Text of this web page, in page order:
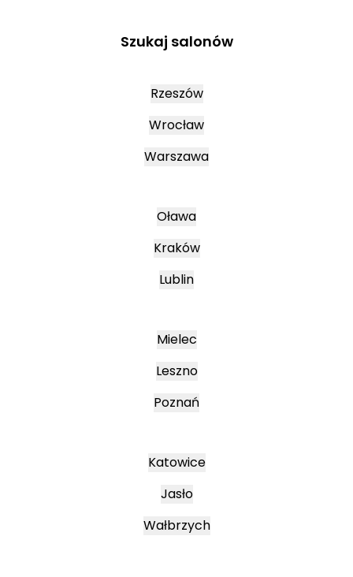
Szukaj salonów
Rzeszów
Wrocław
Warszawa
Oława
Kraków
Lublin
Mielec
Leszno
Poznań
Katowice
Jasło
Wałbrzych